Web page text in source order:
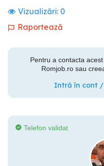
Vizualizări: 0
Raportează
Pentru a contacta
Romjob.ro sau
Intră în cont
Telefon validat